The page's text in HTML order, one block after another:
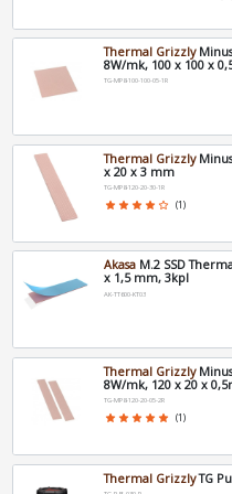
Thermal Grizzly
8W/mk, 100 x 100 x
TG-MP8-100-100-05-1R
Thermal Grizzly
x 20 x 3 mm
TG-MP8-120-20-30-1R
star star star star star_border (1)
Akasa M.2 SSD
x 1,5 mm, 3kpl
AK-TT600-KT03
Thermal Grizzly
8W/mk, 120 x 20 x
TG-MP8-120-20-05-2R
star star star star star (1)
Thermal GrizzlyTG